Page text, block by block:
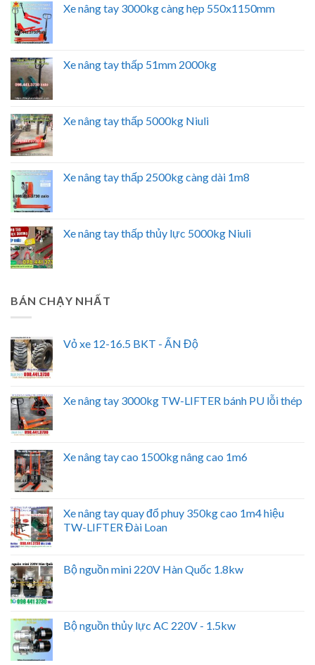
Xe nâng tay 3000kg càng hẹp 550x1150mm
Xe nâng tay thấp 51mm 2000kg
Xe nâng tay thấp 5000kg Niuli
Xe nâng tay thấp 2500kg càng dài 1m8
Xe nâng tay thấp thủy lực 5000kg Niuli
BÁN CHẠY NHẤT
Vỏ xe 12-16.5 BKT - ẤN Độ
Xe nâng tay 3000kg TW-LIFTER bánh PU lỗi thép
Xe nâng tay cao 1500kg nâng cao 1m6
Xe nâng tay quay đổ phuy 350kg cao 1m4 hiệu
TW-LIFTER Đài Loan
Bộ nguồn mini 220V Hàn Quốc 1.8kw
Bộ nguồn thủy lực AC 220V - 1.5kw